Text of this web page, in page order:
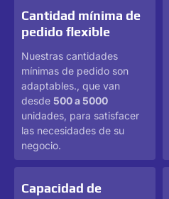
Cantidad mínima de
pedido flexible
Nuestras cantidades
mínimas de pedido son
adaptables., que van
desde 500 a 5000
unidades, para satisfacer
las necesidades de su
negocio.
Capacidad de